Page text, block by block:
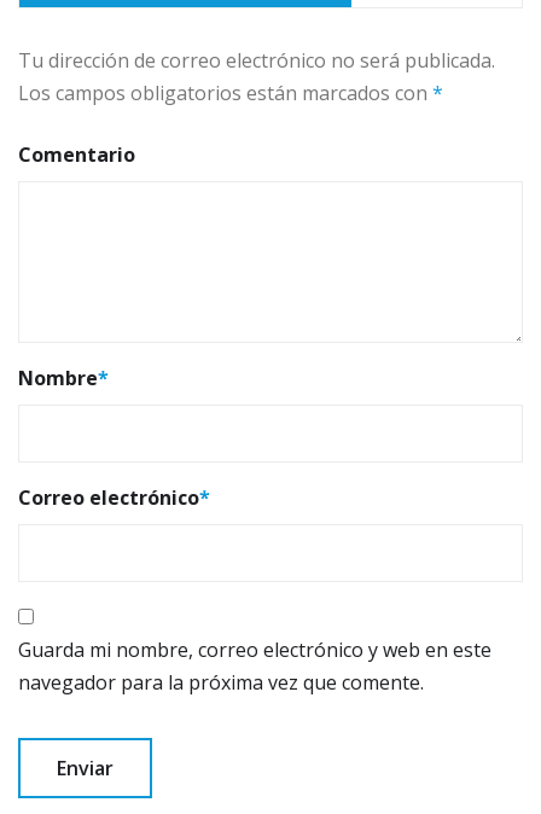
Tu dirección de correo electrónico no será publicada.
Los campos obligatorios están marcados con *
Comentario
Nombre*
Correo electrónico*
Guarda mi nombre, correo electrónico y web en este
navegador para la próxima vez que comente.